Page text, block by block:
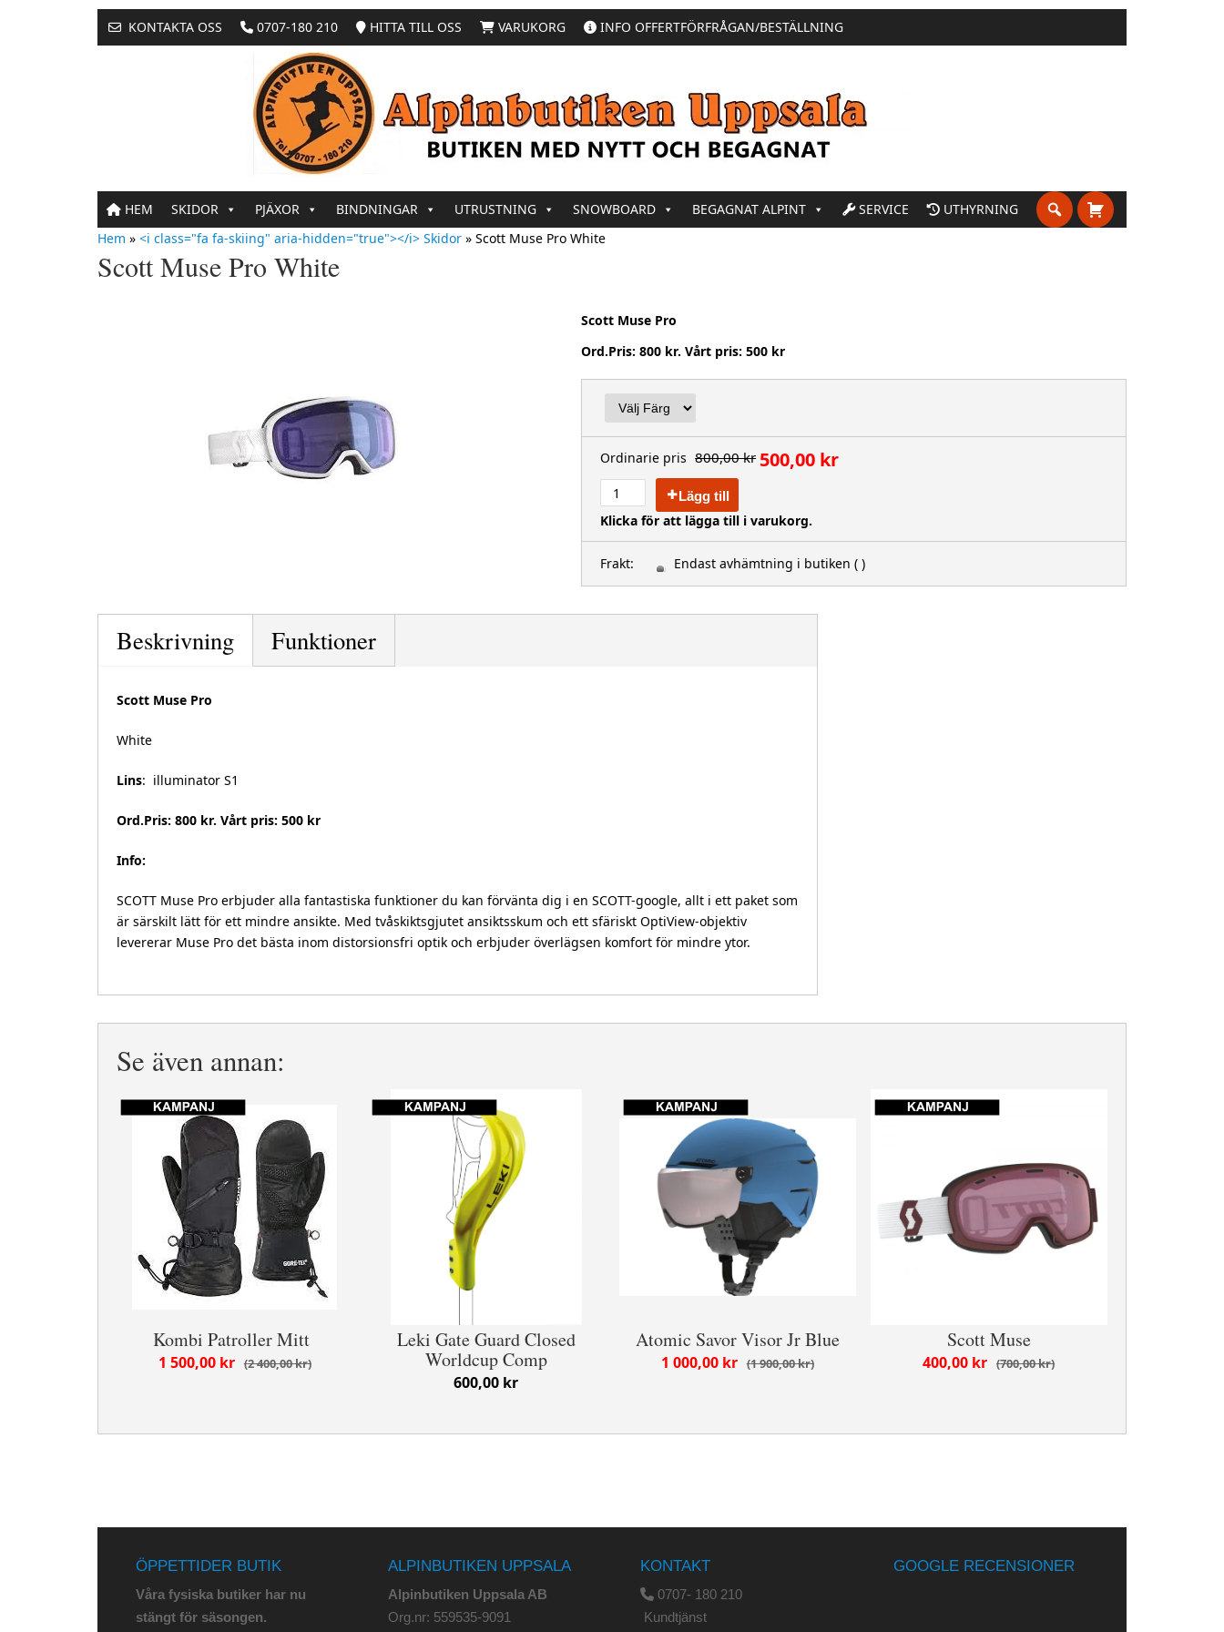
KONTAKTA OSS 0707-180 210 HITTA TILL OSS VARUKORG INFO OFFERTFÖRFRÅGAN/BESTÄLLNING
HEM SKIDOR PJÄXOR BINDNINGAR UTRUSTNING SNOWBOARD BEGAGNAT ALPINT SERVICE
UTHYRNING
Hem » <i class="fa fa-skiing" aria-hidden="true"></i> Skidor » Scott Muse Pro White
Scott Muse Pro White
Scott Muse Pro
Ord.Pris: 800 kr. Vårt pris: 500 kr
Ordinarie pris 800,00 kr 500,00 kr
Lägg till
Klicka för att lägga till i varukorg.
Frakt: Endast avhämtning i butiken ( )
Beskrivning Funktioner
Scott Muse Pro
White
Lins: illuminator S1
Ord.Pris: 800 kr. Vårt pris: 500 kr
Info:
SCOTT Muse Pro erbjuder alla fantastiska funktioner du kan förvänta dig i en SCOTT-google, allt i ett paket som
är särskilt lätt för ett mindre ansikte. Med tvåskiktsgjutet ansiktsskum och ett sfäriskt OptiView-objektiv
levererar Muse Pro det bästa inom distorsionsfri optik och erbjuder överlägsen komfort för mindre ytor.
Se även annan:
Kombi Patroller Mitt
2 400,00 kr
1 500,00 kr
Leki Gate Guard Closed
Worldcup Comp
600,00 kr
Atomic Savor Visor Jr Blue
1 900,00 kr
1 000,00 kr
Scott Muse
700,00 kr
400,00 kr
ÖPPETTIDER BUTIK
Våra fysiska butiker har nu
stängt för säsongen.
ALPINBUTIKEN UPPSALA
Alpinbutiken Uppsala AB
Org.nr: 559535-9091
KONTAKT
0707- 180 210
Kundtjänst
GOOGLE RECENSIONER